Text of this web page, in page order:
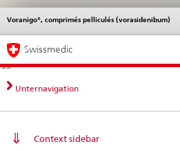
Navigazione
diretta:
novità,
aspetti
contatto
Novità &
norme
Voranigo®, comprimés pelliculés (vorasidenibum)
Service
Navigation
Swissmedic
Unternavigation
Context sidebar